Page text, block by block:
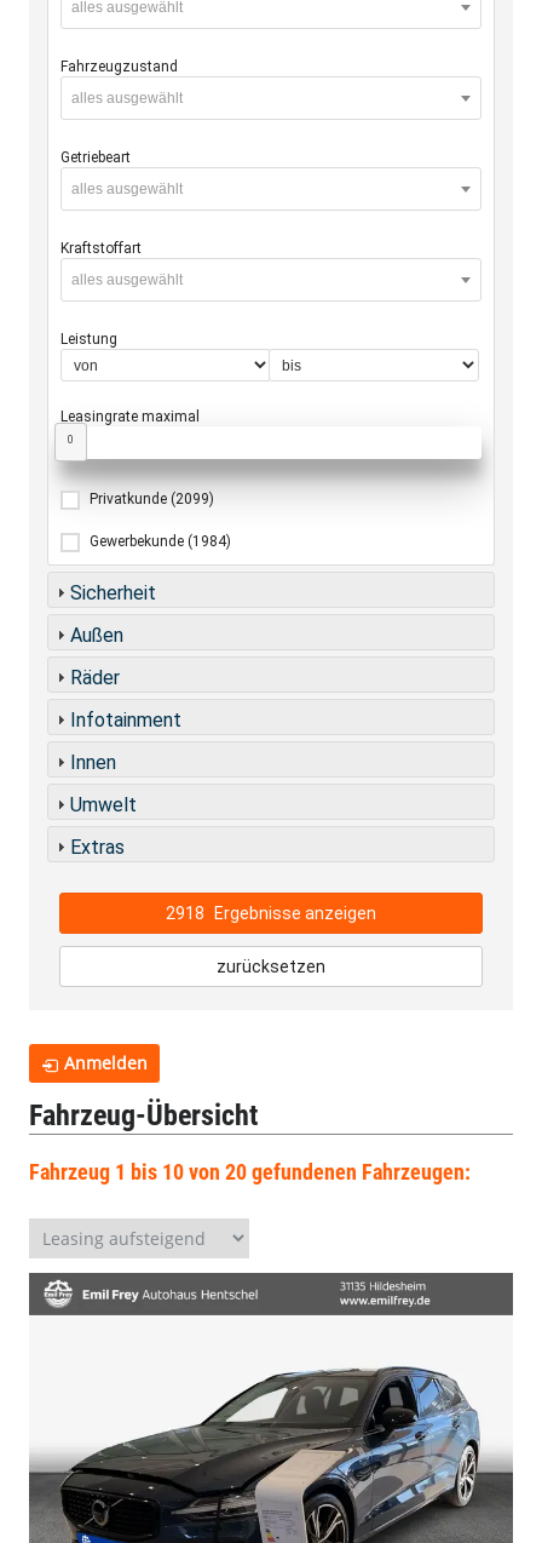
Fahrzeug-Übersicht
Fahrzeug 1 bis 10 von 20 gefundenen Fahrzeugen:
alles ausgewählt
Fahrzeugzustand
alles ausgewählt
Getriebeart
alles ausgewählt
Kraftstoffart
alles ausgewählt
Leistung
Leasingrate maximal
0
Privatkunde (2099)
Gewerbekunde (1984)
Sicherheit
Außen
Räder
Infotainment
Innen
Umwelt
Extras
2918 Ergebnisse anzeigen
zurücksetzen
Anmelden